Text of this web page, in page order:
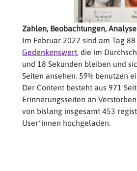
Zahlen, Beobachtungen,
Im Februar 2022 sind am Tag
Gedenkenswert, die im
und 18 Sekunden bleiben und
Seiten ansehen. 59% benutzen
Der Content besteht aus 971
Erinnerungsseiten an
von bislang insgesamt 453
User*innen hochgeladen.